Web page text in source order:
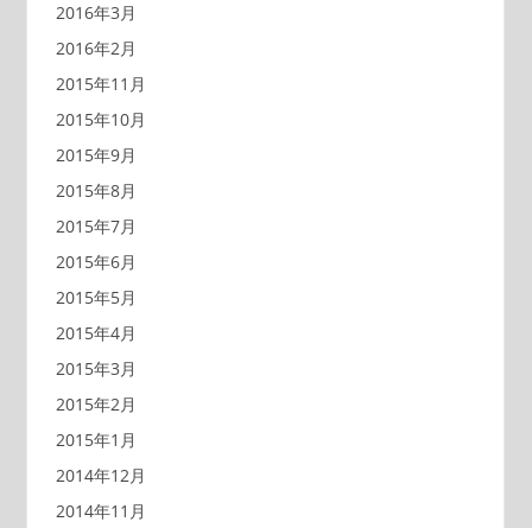
2016年3月
2016年2月
2015年11月
2015年10月
2015年9月
2015年8月
2015年7月
2015年6月
2015年5月
2015年4月
2015年3月
2015年2月
2015年1月
2014年12月
2014年11月